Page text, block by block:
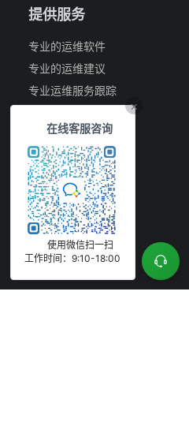
提供服务
专业的运维软件
专业的运维建议
专业运维服务跟踪
公司简介
开发者中心
漏洞提交
GitHub
正版查询
×
在线客服咨询
使用微信扫一扫
工作时间：9:10-18:00